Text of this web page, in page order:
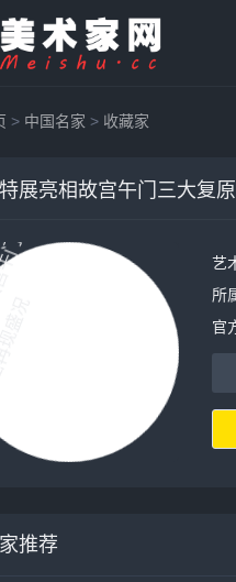
> 中国名家 > 收藏家
展亮相故宫午门三大复
艺
所
官
推荐